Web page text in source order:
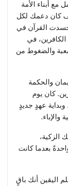
أبناء الأمة
كان دعمك لكل
جسدت القرآن في
في
والضغوط من
والحكمة
كان يوم
عهدٍ جديدٍ
والإباء.
الزكية،
بعدما كانت
اليقين أنك باقٍ